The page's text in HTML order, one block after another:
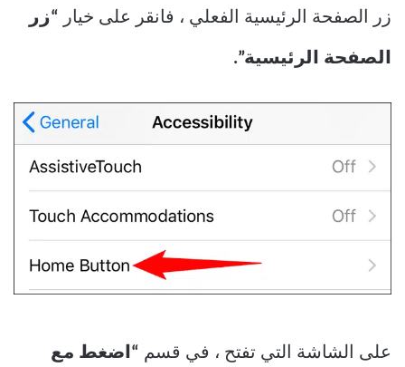
زر الصفحة الرئيسية الفعلي ، فانقر على خيار “زر
الصفحة الرئيسية”.
على الشاشة التي تفتح ، في قسم “اضغط مع